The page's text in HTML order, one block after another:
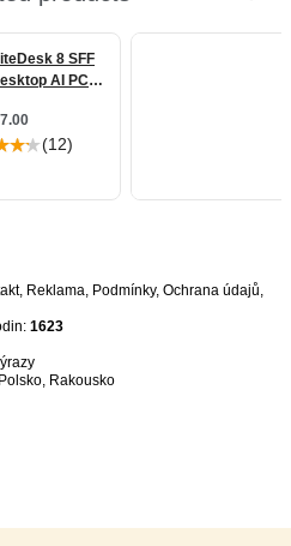
, Reklama, Podmínky, Ochrana údajů,
1623
Polsko, Rakousko